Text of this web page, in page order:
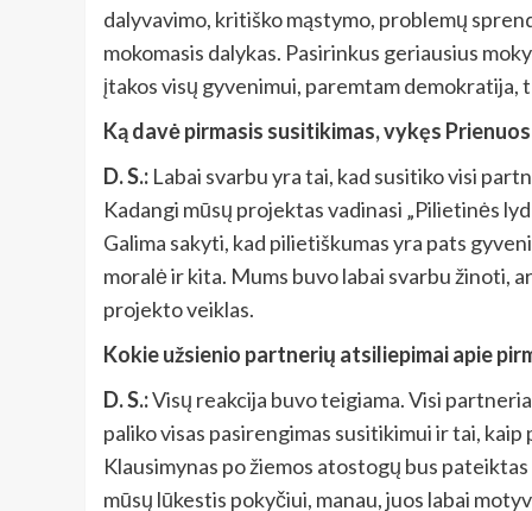
dalyvavimo, kritiško mąstymo, problemų
mokomasis dalykas. Pasirinkus geriausius
įtakos visų gyvenimui, paremtam demokratija,
Ką davė pirmasis susitikimas, vykęs
D. S.: Labai svarbu yra tai, kad susitiko visi
Kadangi mūsų projektas vadinasi „Pilietinės
Galima sakyti, kad pilietiškumas yra pats
moralė ir kita. Mums buvo labai svarbu žinoti,
projekto veiklas.
Kokie užsienio partnerių atsiliepimai apie
D. S.:Visų reakcija buvo teigiama. Visi
paliko visas pasirengimas susitikimui ir tai,
Klausimynas po žiemos atostogų bus
mūsų lūkestis pokyčiui, manau, juos labai